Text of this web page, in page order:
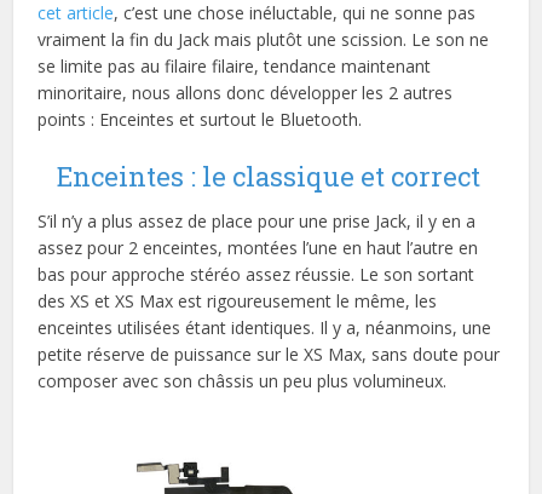
cet article, c’est une chose inéluctable, qui ne sonne pas
vraiment la fin du Jack mais plutôt une scission. Le son ne
se limite pas au filaire filaire, tendance maintenant
minoritaire, nous allons donc développer les 2 autres
points : Enceintes et surtout le Bluetooth.
Enceintes : le classique et correct
S’il n’y a plus assez de place pour une prise Jack, il y en a
assez pour 2 enceintes, montées l’une en haut l’autre en
bas pour approche stéréo assez réussie. Le son sortant
des XS et XS Max est rigoureusement le même, les
enceintes utilisées étant identiques. Il y a, néanmoins, une
petite réserve de puissance sur le XS Max, sans doute pour
composer avec son châssis un peu plus volumineux.